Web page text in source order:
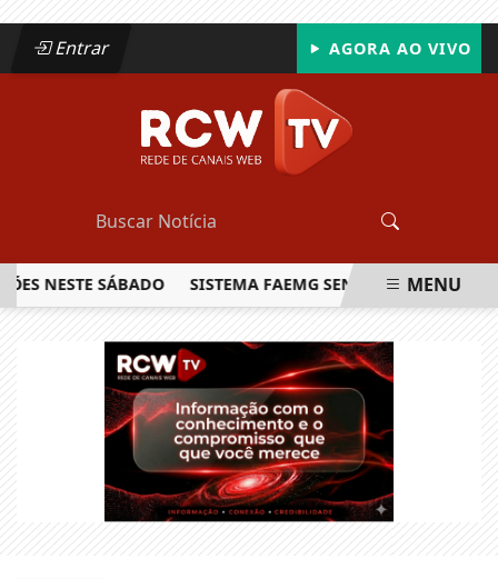
Entrar AGORA AO VIVO
SÁBADO SISTEMA FAEMG SENAR LANÇA OMENU